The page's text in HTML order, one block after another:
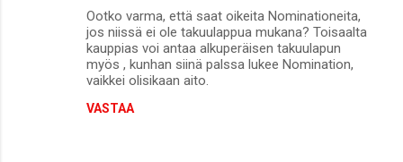
Ootko varma, että saat oikeita Nominationeita,
jos niissä ei ole takuulappua mukana? Toisaalta
kauppias voi antaa alkuperäisen takuulapun
myös , kunhan siinä palssa lukee Nomination,
vaikkei olisikaan aito.
VASTAA